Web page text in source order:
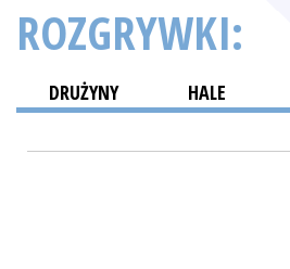
ROZGRYWKI:
DRUŻYNY HALE